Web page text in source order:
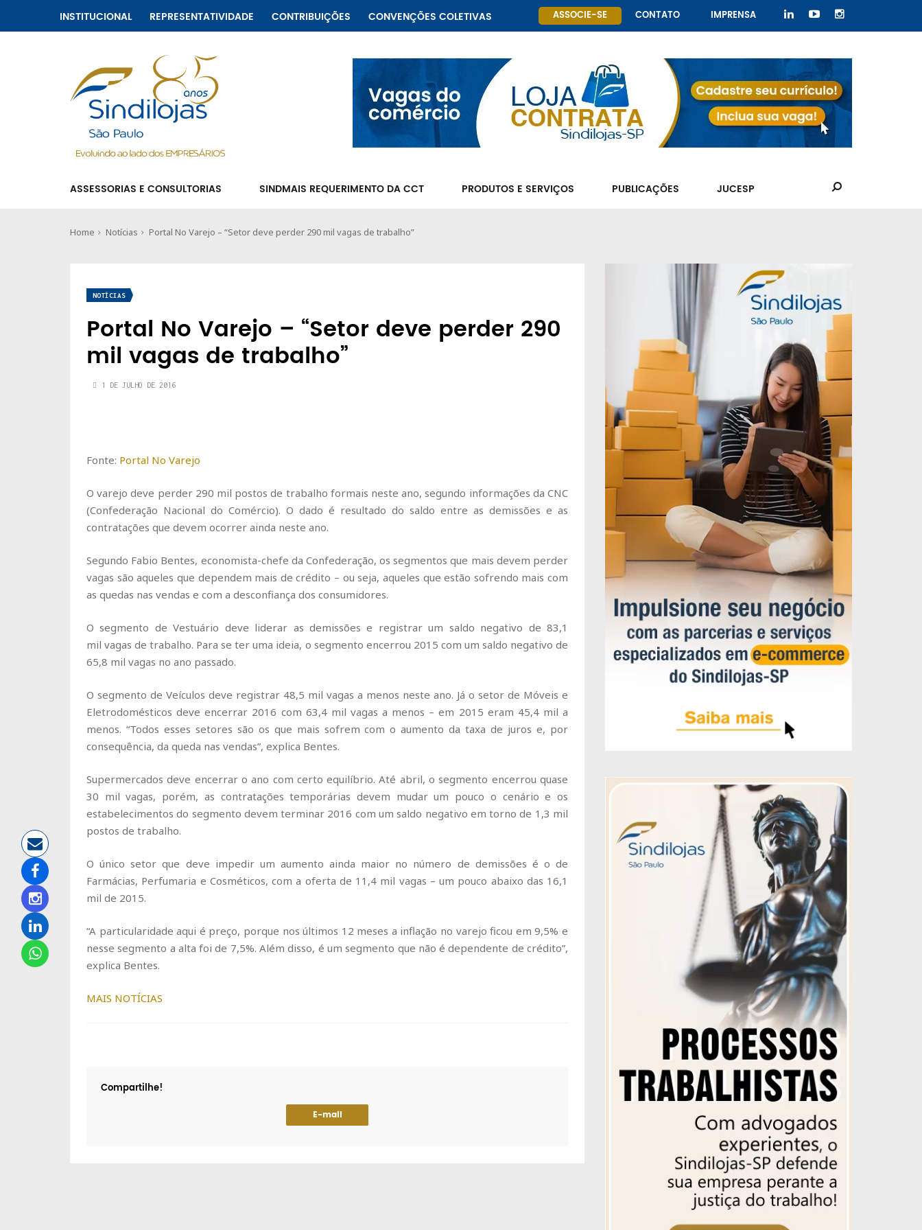
INSTITUCIONAL REPRESENTATIVIDADE CONTRIBUIÇÕES CONVENÇÕES COLETIVAS ASSOCIE-SE CONTATO IMPRENSA
ASSESSORIAS E CONSULTORIAS SINDMAIS REQUERIMENTO DA CCT PRODUTOS E SERVIÇOS PUBLICAÇÕES JUCESP
Home Notícias Portal No Varejo – “Setor deve perder 290 mil vagas de trabalho”
NOTÍCIAS
Portal No Varejo – “Setor deve perder 290
mil vagas de trabalho”
1 DE JULHO DE 2016
Fonte: Portal No Varejo
O varejo deve perder 290 mil postos de trabalho formais neste ano, segundo informações da CNC
(Confederação Nacional do Comércio). O dado é resultado do saldo entre as demissões e as
contratações que devem ocorrer ainda neste ano.
Segundo Fabio Bentes, economista-chefe da Confederação, os segmentos que mais devem perder
vagas são aqueles que dependem mais de crédito – ou seja, aqueles que estão sofrendo mais com
as quedas nas vendas e com a desconfiança dos consumidores.
O segmento de Vestuário deve liderar as demissões e registrar um saldo negativo de 83,1
mil vagas de trabalho. Para se ter uma ideia, o segmento encerrou 2015 com um saldo negativo de
65,8 mil vagas no ano passado.
O segmento de Veículos deve registrar 48,5 mil vagas a menos neste ano. Já o setor de Móveis e
Eletrodomésticos deve encerrar 2016 com 63,4 mil vagas a menos – em 2015 eram 45,4 mil a
menos. “Todos esses setores são os que mais sofrem com o aumento da taxa de juros e, por
consequência, da queda nas vendas”, explica Bentes.
Supermercados deve encerrar o ano com certo equilíbrio. Até abril, o segmento encerrou quase
30 mil vagas, porém, as contratações temporárias devem mudar um pouco o cenário e os
estabelecimentos do segmento devem terminar 2016 com um saldo negativo em torno de 1,3 mil
postos de trabalho.
O único setor que deve impedir um aumento ainda maior no número de demissões é o de
Farmácias, Perfumaria e Cosméticos, com a oferta de 11,4 mil vagas – um pouco abaixo das 16,1
mil de 2015.
“A particularidade aqui é preço, porque nos últimos 12 meses a inflação no varejo ficou em 9,5% e
nesse segmento a alta foi de 7,5%. Além disso, é um segmento que não é dependente de crédito”,
explica Bentes.
MAIS NOTÍCIAS
Compartilhe!
E-mail